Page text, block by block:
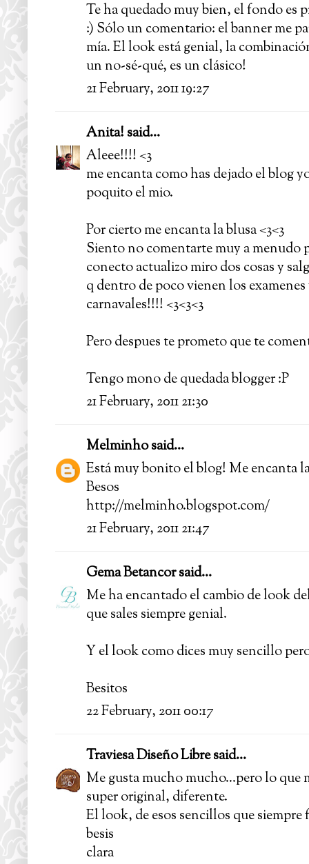
Te ha quedado muy bien, el fondo es
:) Sólo un comentario: el banner me
mía. El look está genial, la
un no-sé-qué, es un clásico!
21 February, 2011 19:27
Anita! said...
Aleee!!!! <3
me encanta como has dejado el blog
poquito el mio.
Por cierto me encanta la blusa <3<3
Siento no comentarte muy a menudo
conecto actualizo miro dos cosas y
q dentro de poco vienen los
carnavales!!!! <3<3<3
Pero despues te prometo que te
Tengo mono de quedada blogger :P
21 February, 2011 21:30
Melminhosaid...
Está muy bonito el blog! Me encanta
Besos
http://melminho.blogspot.com/
21 February, 2011 21:47
Gema Betancorsaid...
Me ha encantado el cambio de look
que sales siempre genial.
Y el look como dices muy sencillo
Besitos
22 February, 2011 00:17
Traviesa Diseño Libresaid...
Me gusta mucho mucho...pero lo que
super original, diferente.
El look, de esos sencillos que
besis
clara